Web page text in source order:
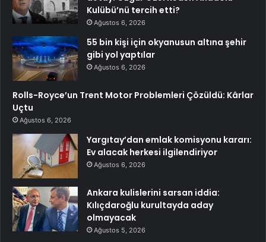
Kulübü’nü tercih etti?
Ağustos 6, 2026
55 bin kişi için okyanusun altına şehir
gibi yol yaptılar
Ağustos 6, 2026
Rolls-Royce’un Trent Motor Problemleri Çözüldü: Kârlar
Uçtu
Ağustos 6, 2026
Yargıtay’dan emlak komisyonu kararı:
Ev alacak herkesi ilgilendiriyor
Ağustos 6, 2026
Ankara kulislerini sarsan iddia:
Kılıçdaroğlu kurultayda aday
olmayacak
Ağustos 5, 2026